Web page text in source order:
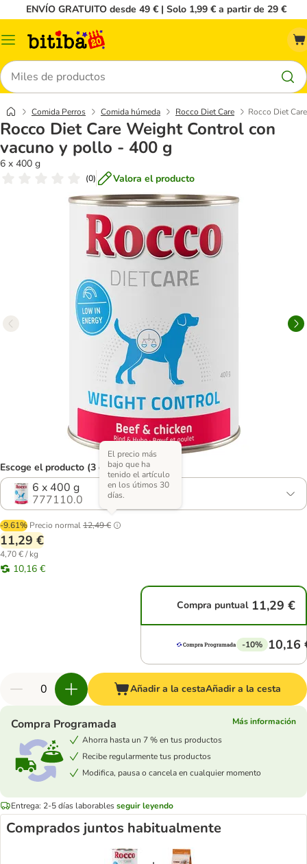
ENVÍO GRATUITO desde 49 € | Solo 1,99 € a partir de 29 €
Menú
Buscar
Comida Perros Comida húmeda Rocco Diet Care Rocco Diet
Rocco Diet Care Weight Control con
vacuno y pollo - 400 g
6 x 400 g
(0) Valora el producto
Escoge el producto (3 opciones)
6 x 400 g
777110.0
-9.61% Precio normal12,49 €
El precio más
bajo que ha
tenido el artículo
en los útimos 30
días.
11,29 €
4,70 € / kg
10,16 €
Compra puntual 11,29 €
-10% 10,16
Añadir a la cestaAñadir a la cesta
Compra Programada
Más información
Ahorra hasta un 7 % en tus productos
Recibe regularmente tus productos
Modifica, pausa o cancela en cualquier momento
Entrega: 2-5 días laborablesseguir leyendo
Comprados juntos habitualmente